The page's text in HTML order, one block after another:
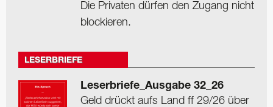
Die Privaten dürfen den Zugang nicht
blockieren.
LESERBRIEFE
Leserbriefe_Ausgabe 32_26
Geld drückt aufs Land ff 29/26 über